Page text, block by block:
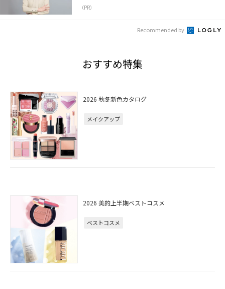
（PR）
Recommended by
おすすめ特集
2026 秋冬新色カタログ
メイクアップ
2026 美的上半期ベストコスメ
ベストコスメ